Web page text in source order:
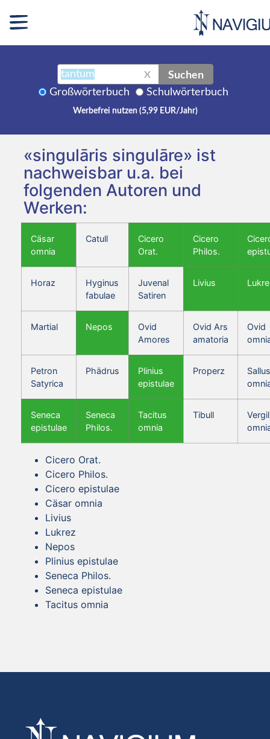
X Suchen
Großwörterbuch Schulwörterbuch
Werbefrei nutzen (5,99 EUR/Jahr)
«singulāris singulāre» ist
nachweisbar u.a. bei
folgenden Autoren und
Werken:
Cäsar
omnia
Catull
Cicero
Orat.
Cicero
Philos.
Horaz
Hyginus
fabulae
Juvenal
Satiren
Livius
Martial Nepos
Ovid
Amores
Ovid Ars
amatoria
Ovid
Petron
Satyrica
Phädrus
Plinius
epistulae
Properz
Seneca
epistulae
Seneca
Philos.
Tacitus
omnia
Tibull
Vergil
Cicero Orat.
Cicero Philos.
Cicero epistulae
Cäsar omnia
Livius
Lukrez
Nepos
Plinius epistulae
Seneca Philos.
Seneca epistulae
Tacitus omnia